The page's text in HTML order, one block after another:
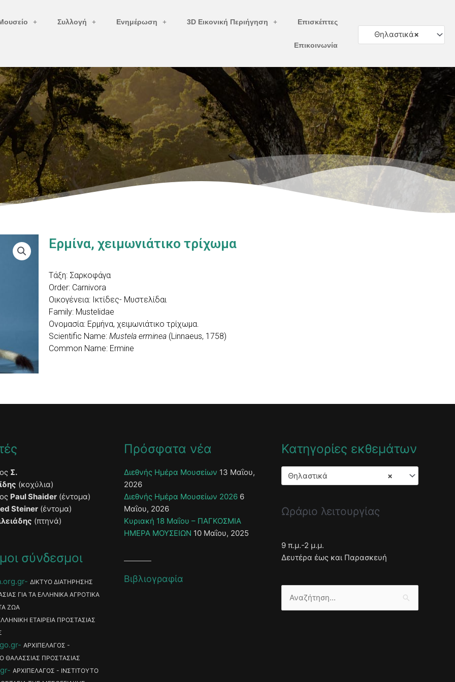
Συλλογή Ενημέρωση 3D Εικονική Περιήγηση Επισκέπτες
Επικοινωνία
×
Θηλαστικά
Ερμίνα, χειμωνιάτικο τρίχωμα
Τάξη: Σαρκοφάγα
Order: Carnivora
Οικογένεια: Ικτίδες- Μυστελίδαι
Family: Mustelidae
Ονομασία: Ερμήνα, χειμωνιάτικο τρίχωμα.
Scientific Name: Mustela erminea (Linnaeus, 1758)
Common Name: Ermine
Σ.
(κοχύλια)
Paul Shaider (έντομα)
Steiner (έντομα)
(πτηνά)
σύνδεσμοι
ΔΙΚΤΥΟ ΔΙΑΤΗΡΗΣΗΣ
ΓΙΑ ΤΑ ΕΛΛΗΝΙΚΑ ΑΓΡΟΤΙΚΑ
ΖΩΑ
ΕΤΑΙΡΕΙΑ ΠΡΟΣΤΑΣΙΑΣ
ΑΡΧΙΠΕΛΑΓΟΣ -
ΘΑΛΑΣΣΙΑΣ ΠΡΟΣΤΑΣΙΑΣ
ΑΡΧΙΠΕΛΑΓΟΣ - ΙΝΣΤΙΤΟΥΤΟ
Πρόσφατα νέα
Διεθνής Ημέρα Μουσείων 13 Μαΐου,
2026
Διεθνής Ημέρα Μουσείων 2026 6
Μαΐου, 2026
Κυριακή 18 Μαΐου – ΠΑΓΚΟΣΜΙΑ
ΗΜΕΡΑ ΜΟΥΣΕΙΩΝ 10 Μαΐου, 2025
Βιβλιογραφία
Κατηγορίες εκθεμάτων
×
Θηλαστικά
Ωράριο λειτουργίας
9 π.μ.-2 μ.μ.
Δευτέρα έως και Παρασκευή
Αναζήτηση
για: